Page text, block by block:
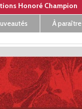
Honoré Champion
À paraître